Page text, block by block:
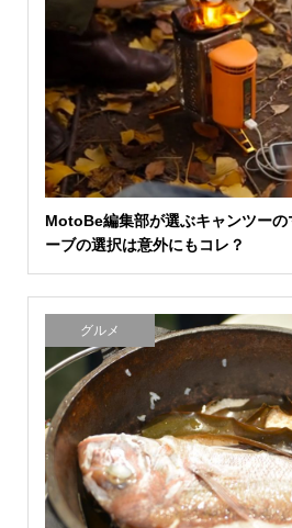
MotoBe編集部が選ぶキャンツーの
ーブの選択は意外にもコレ？
グルメ